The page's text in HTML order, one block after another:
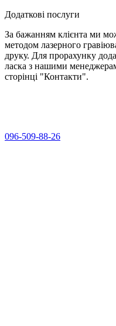
Додаткові послуги
За бажанням клієнта ми
методом лазерного
друку. Для прорахунку
ласка з нашими
сторінці "Контакти".
096-509-88-26